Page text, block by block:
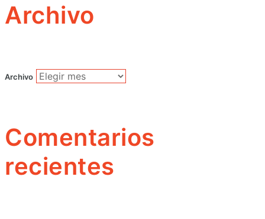
Archivo
Archivo
Comentarios
recientes